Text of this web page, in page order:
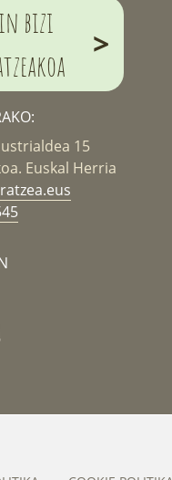
bizi
>
15
Euskal Herria